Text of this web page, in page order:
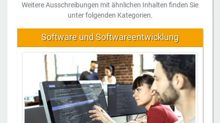
Weitere Ausschreibungen mit ähnlichen Inhalten finden Sie
unter folgenden Kategorien.
Software und Softwareentwicklung